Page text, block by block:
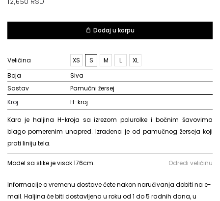
12,650 RSD
Dodaj u korpu
Veličina XS S M L
XL
Boja
siva
Sastav
pamučni žersej
Kroj
H-kroj
Karo je haljina H-kroja sa izrezom polurolke i bočnim šavovima
blago pomerenim unapred. Izrađena je od pamučnog žerseja koji
prati liniju tela.
Model sa slike je visok 176cm. Odredi veličinu
Informacije o vremenu dostave ćete nakon naručivanja dobiti na e-
mail. Haljina će biti dostavljena u roku od 1 do 5 radnih dana, u